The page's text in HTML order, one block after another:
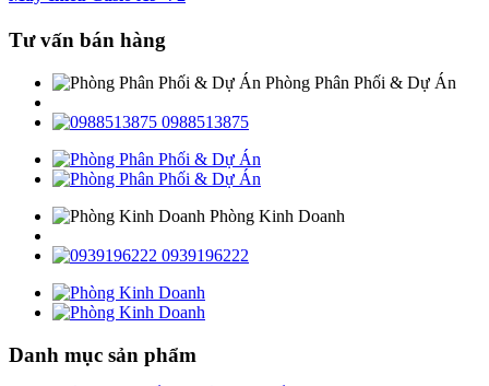
Tư vấn bán hàng
Phòng Phân Phối & Dự Án
0988513875
Phòng Kinh Doanh
0939196222
Danh mục sản phẩm